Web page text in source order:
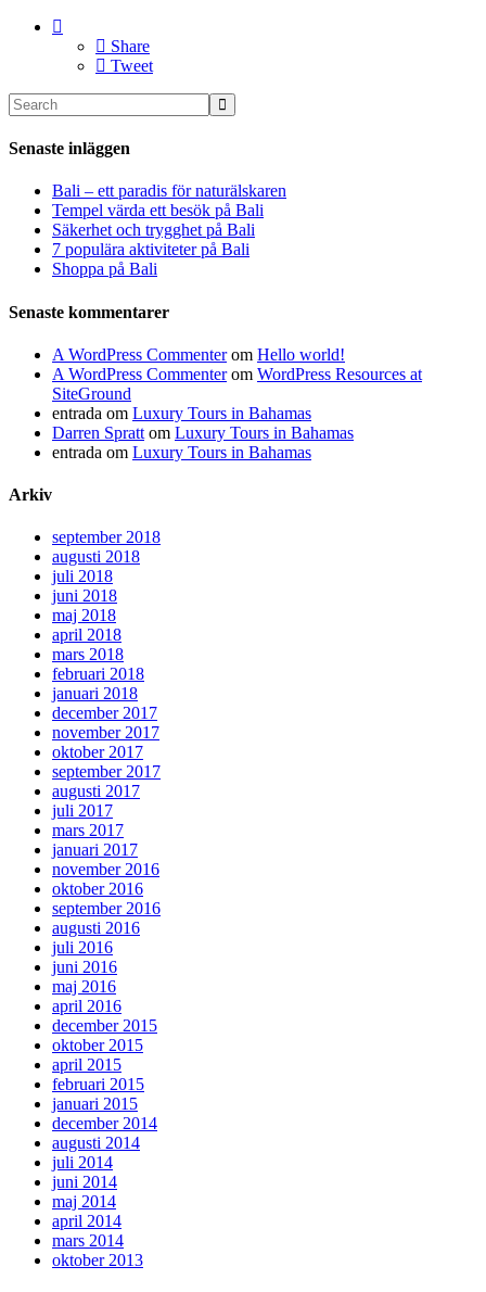
Share
Tweet
Senaste inläggen
Bali – ett paradis för naturälskaren
Tempel värda ett besök på Bali
Säkerhet och trygghet på Bali
7 populära aktiviteter på Bali
Shoppa på Bali
Senaste kommentarer
A WordPress Commenterom Hello world!
A WordPress Commenterom WordPress Resources at
SiteGround
entrada om Luxury Tours in Bahamas
Darren Spratt om Luxury Tours in Bahamas
entrada om Luxury Tours in Bahamas
Arkiv
september 2018
augusti 2018
juli 2018
juni 2018
maj 2018
april 2018
mars 2018
februari 2018
januari 2018
december 2017
november 2017
oktober 2017
september 2017
augusti 2017
juli 2017
mars 2017
januari 2017
november 2016
oktober 2016
september 2016
augusti 2016
juli 2016
juni 2016
maj 2016
april 2016
december 2015
oktober 2015
april 2015
februari 2015
januari 2015
december 2014
augusti 2014
juli 2014
juni 2014
maj 2014
april 2014
mars 2014
oktober 2013